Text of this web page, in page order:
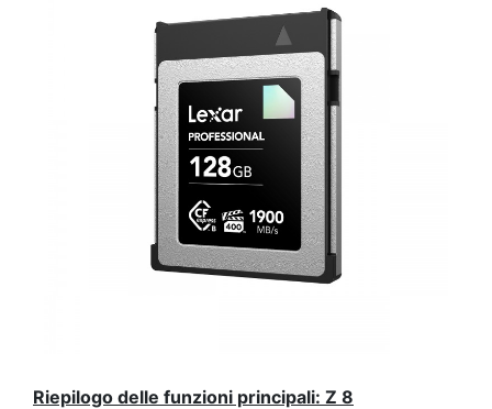
Riepilogo delle funzioni principali: Z 8